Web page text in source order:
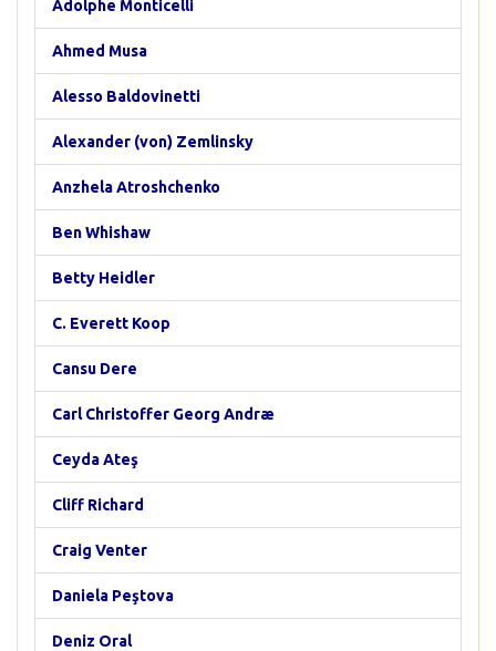
Adolphe Monticelli
Ahmed Musa
Alesso Baldovinetti
Alexander (von) Zemlinsky
Anzhela Atroshchenko
Ben Whishaw
Betty Heidler
C. Everett Koop
Cansu Dere
Carl Christoffer Georg Andræ
Ceyda Ateş
Cliff Richard
Craig Venter
Daniela Peştova
Deniz Oral